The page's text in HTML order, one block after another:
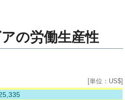
の労働生産性
[単位：US$]